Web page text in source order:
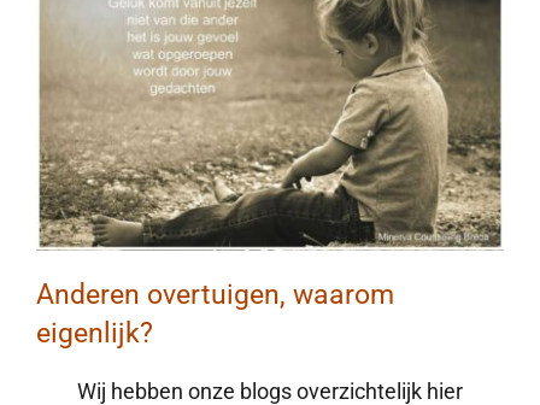
MAAK AFSPRAAK
Anderen overtuigen, waarom
eigenlijk?
Wij hebben onze blogs overzichtelijk hier